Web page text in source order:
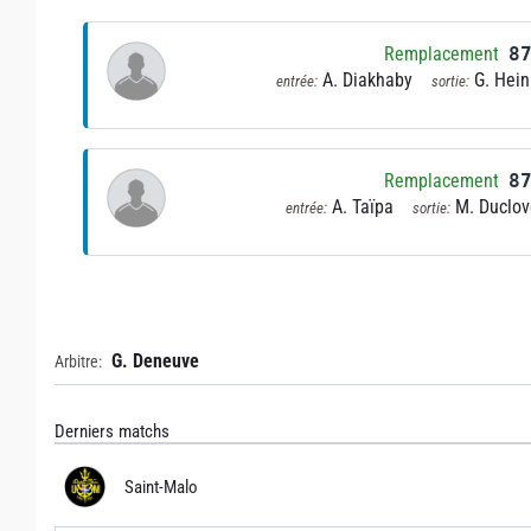
Remplacement
entrée: A. Diakhaby sortie: G.
Remplacement
entrée: A. Taïpa sortie: M.
Arbitre: G. Deneuve
Derniers matchs
Saint-Malo